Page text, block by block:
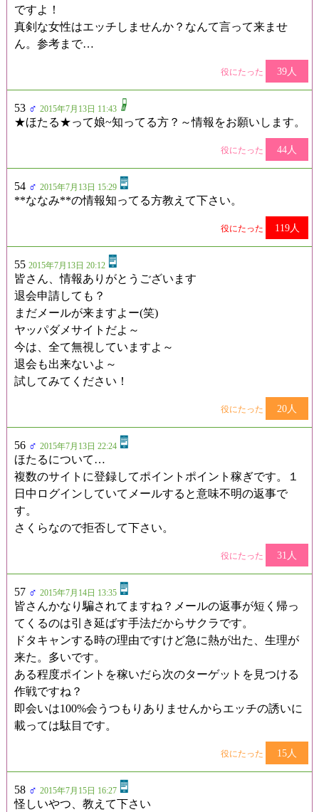
ですよ！
真剣な女性はエッチしませんか？なんて言って来ませ
ん。参考まで…
役にたった 39人
53 ♂ 2015年7月13日 11:43
★ほたる★って娘~知ってる方？～情報をお願いします。
役にたった 44人
54 ♂ 2015年7月13日 15:29
**ななみ**の情報知ってる方教えて下さい。
役にたった 119人
55 2015年7月13日 20:12
皆さん、情報ありがとうございます
退会申請しても？
まだメールが来ますよー(笑)
ヤッパダメサイトだよ～
今は、全て無視していますよ～
退会も出来ないよ～
試してみてください！
役にたった 20人
56 ♂ 2015年7月13日 22:24
ほたるについて…
複数のサイトに登録してポイントポイント稼ぎです。１
日中ログインしていてメールすると意味不明の返事で
す。
さくらなので拒否して下さい。
役にたった 31人
57 ♂ 2015年7月14日 13:35
皆さんかなり騙されてますね？メールの返事が短く帰っ
てくるのは引き延ばす手法だからサクラです。
ドタキャンする時の理由ですけど急に熱が出た、生理が
来た。多いです。
ある程度ポイントを稼いだら次のターゲットを見つける
作戦ですね？
即会いは100%会うつもりありませんからエッチの誘いに
載っては駄目です。
役にたった 15人
58 ♂ 2015年7月15日 16:27
怪しいやつ、教えて下さい